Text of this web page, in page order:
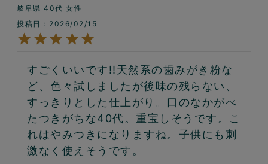
岐阜県 40代 女性
投稿日
2026/02/15
すごくいいです!!天然系の歯みがき粉な
ど、色々試しましたが後味の残らない、
すっきりとした仕上がり。口のなかがべ
たつきがちな40代。重宝しそうです。こ
れはやみつきになりますね。子供にも刺
激なく使えそうです。